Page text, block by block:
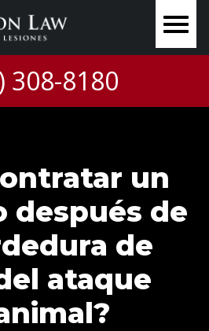
308-8180
un
después de
de
ataque